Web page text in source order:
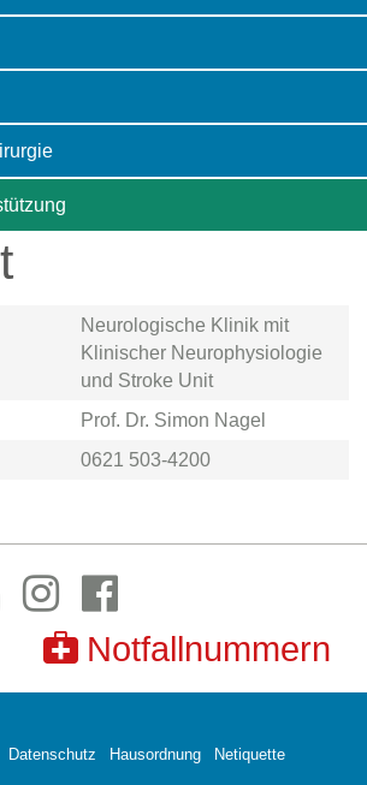
Neurologische Klinik mit
Klinischer Neurophysiologie
und Stroke Unit
Prof. Dr. Simon Nagel
0621 503-4200
Notfallnummern
Datenschutz Hausordnung Netiquette